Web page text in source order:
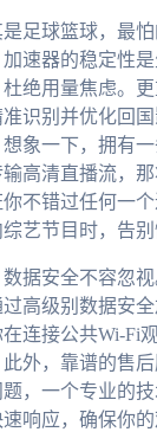
足球篮球，最
速器的稳定性
绝用量焦虑。
识别并优化回
象一下，拥有
高清直播流，
不错过任何一
艺节目时，告别
据安全不容忽
高级别数据安
连接公共Wi-Fi
外，靠谱的售
，一个专业的
响应，确保你